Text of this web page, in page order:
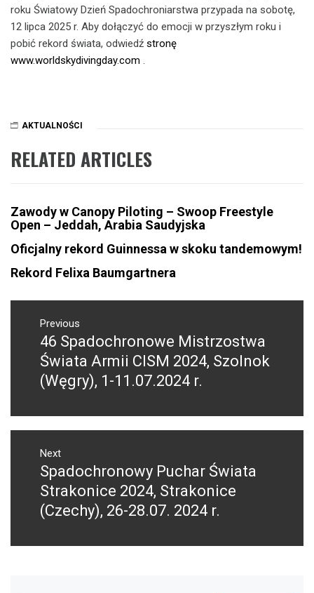
roku Światowy Dzień Spadochroniarstwa przypada na sobotę,
12 lipca 2025 r. Aby dołączyć do emocji w przyszłym roku i
pobić rekord świata, odwiedź stronę
www.worldskydivingday.com .
AKTUALNOŚCI
RELATED ARTICLES
Zawody w Canopy Piloting – Swoop Freestyle
Open – Jeddah, Arabia Saudyjska
Oficjalny rekord Guinnessa w skoku tandemowym!
Rekord Felixa Baumgartnera
NAWIGACJA
WPISUPrevious
Previous
post:
46 Spadochronowe Mistrzostwa
Świata Armii CISM 2024, Szolnok
(Węgry), 1-11.07.2024 r.
Next
Next
post:
Spadochronowy Puchar Świata
Strakonice 2024, Strakonice
(Czechy), 26-28.07. 2024 r.